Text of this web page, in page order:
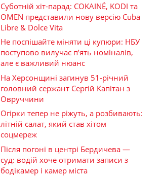
Суботній хіт-парад: COKAINÉ, KODI та
OMEN представили нову версію Cuba
Libre & Dolce Vita
Не поспішайте міняти ці купюри: НБУ
поступово вилучає п’ять номіналів,
але є важливий нюанс
На Херсонщині загинув 51-річний
головний сержант Сергій Капітан з
Овруччини
Огірки тепер не ріжуть, а розбивають:
літній салат, який став хітом
соцмереж
Після погоні в центрі Бердичева —
суд: водій хоче отримати записи з
бодікамер і камер міста